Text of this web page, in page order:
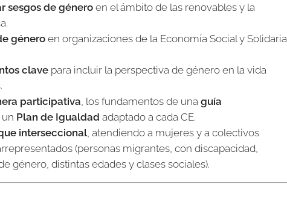
sesgos de género en el ámbito de las renovables y la
género en organizaciones de la Economía Social y Solidaria
clave para incluir la perspectiva de género en la vida
participativa , los fundamentos de una guía
un Plan de Igualdad adaptado a cada CE.
interseccional , atendiendo a mujeres y a colectivos
(personas migrantes, con discapacidad,
género, distintas edades y clases sociales).